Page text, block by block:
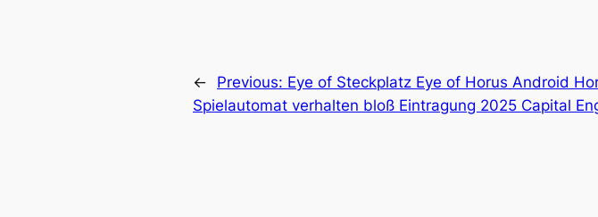
← Previous: Eye of Steckplatz Eye of Horus Android
Spielautomat verhalten bloß Eintragung 2025 Capital